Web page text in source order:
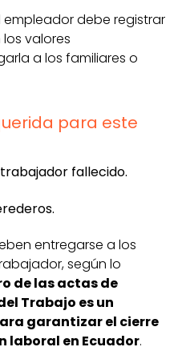
debe registrar
valores
a los familiares o
para este
fallecido.
entregarse a los
según lo
de las actas de
Trabajo es un
garantizar el cierre
laboral en Ecuador.